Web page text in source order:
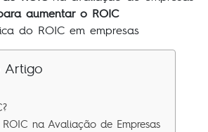
aumentar o ROIC
do ROIC em empresas
Artigo
na Avaliação de Empresas